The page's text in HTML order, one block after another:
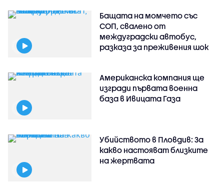
Бащата на момчето със
СОП, свалено от
междуградски автобус,
разказа за преживения шок
Американска компания ще
изгради първата военна
база в Ивицата Газа
Убийството в Пловдив: За
какво настояват близките
на жертвата